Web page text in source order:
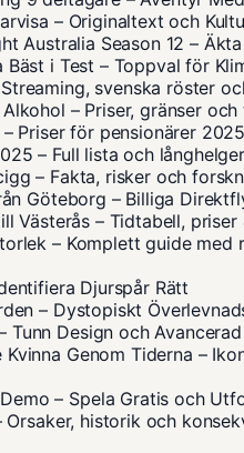
– Originaltext och
Australia Season 12 –
Bäst i Test – Toppval för
Streaming, svenska röster
– Priser, gränser
Priser för pensionärer 2025
– Full lista och långhelger
– Fakta, risker och
Göteborg – Billiga
Västerås – Tidtabell,
– Komplett guide med
Djurspår Rätt
– Dystopiskt
Tunn Design och
Kvinna Genom Tiderna –
– Spela Gratis och
Orsaker, historik och